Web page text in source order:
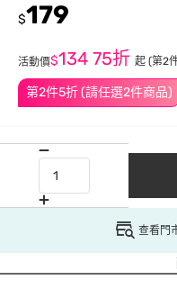
第2件5折 (請任選2件商品)
$179
活動價$134 75折 起 (第2
查看門